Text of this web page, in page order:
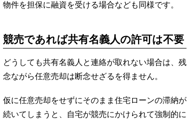
物件を担保に融資を受ける場合なども同様です。
競売であれば共有名義人の許可は不要
どうしても共有名義人と連絡が取れない場合は、残
念ながら任意売却は断念せざるを得ません。
仮に任意売却をせずにそのまま住宅ローンの滞納が
続いてしまうと、自宅が競売にかけられて強制的に